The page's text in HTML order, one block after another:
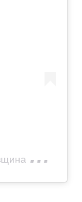
Д
опис, поширений САНАТОРІЙ Курорт Орлівщина 🌲☀️ (@spa_kurort)